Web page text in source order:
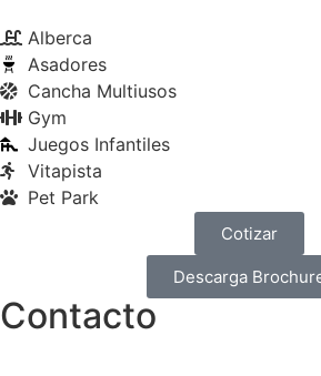
Alberca
Asadores
Cancha Multiusos
Gym
Juegos Infantiles
Vitapista
Pet Park
Cotizar
Descarga
Contacto